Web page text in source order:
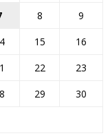
8
9
15
16
22
23
29
30